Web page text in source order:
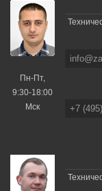
Пн-Пт,
9:30-18:00
Мск
+7